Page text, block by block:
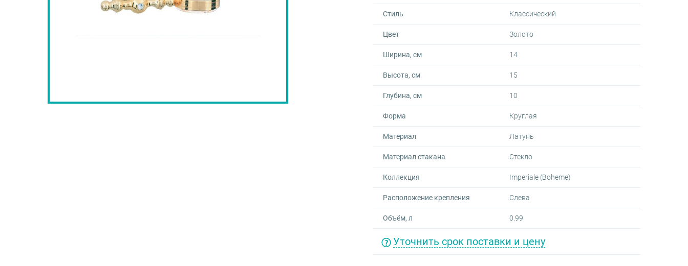
Стиль Классический
Цвет Золото
Ширина, см 14
Высота, см 15
Глубина, см 10
Форма Круглая
Материал Латунь
Материал стакана Стекло
Коллекция Imperiale (Boheme)
Расположение крепления Слева
Объём, л 0.99
Уточнить срок поставки и цену